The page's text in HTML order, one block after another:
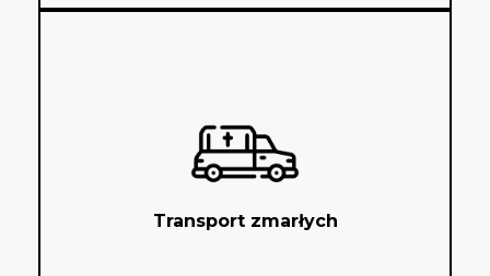
Transport zmarłych